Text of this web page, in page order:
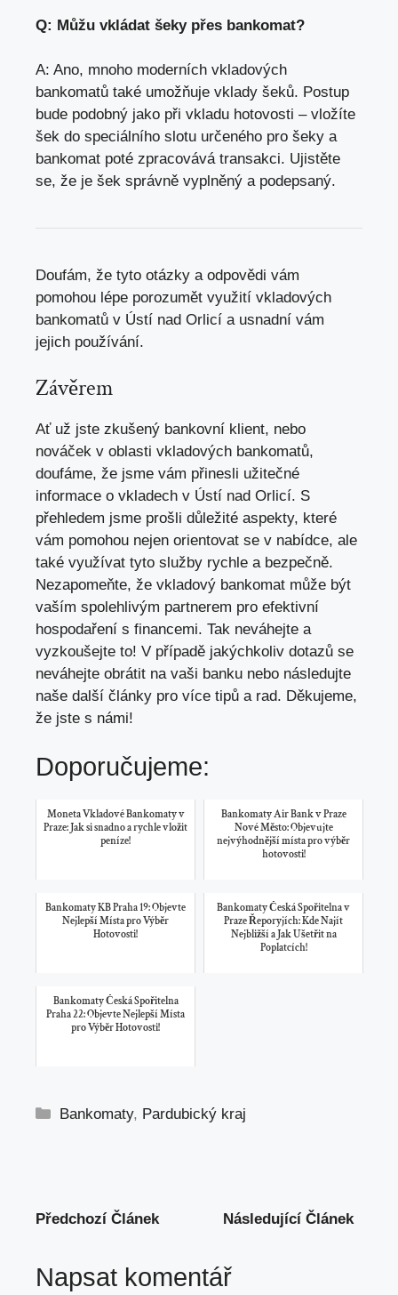
Q: Můžu vkládat šeky přes bankomat?
A: Ano, mnoho moderních vkladových
bankomatů také umožňuje vklady šeků. Postup
bude podobný jako při vkladu hotovosti – vložíte
šek do speciálního slotu určeného pro šeky a
bankomat poté zpracovává transakci. Ujistěte
se, že je šek správně vyplněný a podepsaný.
Doufám, že tyto otázky a odpovědi vám
pomohou lépe porozumět využití vkladových
bankomatů v Ústí nad Orlicí a usnadní vám
jejich používání.
Závěrem
Ať už jste zkušený bankovní klient, nebo
nováček v oblasti vkladových bankomatů,
doufáme, že jsme vám přinesli užitečné
informace o vkladech v Ústí nad Orlicí. S
přehledem jsme prošli důležité aspekty, které
vám pomohou nejen orientovat se v nabídce, ale
také využívat tyto služby rychle a bezpečně.
Nezapomeňte, že vkladový bankomat může být
vaším spolehlivým partnerem pro efektivní
hospodaření s financemi. Tak neváhejte a
vyzkoušejte to! V případě jakýchkoliv dotazů se
neváhejte obrátit na vaši banku nebo následujte
naše další články pro více tipů a rad. Děkujeme,
že jste s námi!
Doporučujeme:
Moneta Vkladové Bankomaty v
Praze: Jak si snadno a rychle vložit
peníze!
Bankomaty Air Bank v Praze
Nové Město: Objevujte
nejvýhodnější místa pro výběr
hotovosti!
Bankomaty KB Praha 19: Objevte
Nejlepší Místa pro Výběr
Hotovosti!
Bankomaty Česká Spořitelna v
Praze Řeporyjích: Kde Najít
Nejbližší a Jak Ušetřit na
Poplatcích!
Bankomaty Česká Spořitelna
Praha 22: Objevte Nejlepší Místa
pro Výběr Hotovosti!
Rubriky
Bankomaty, Pardubický kraj
Předchozí Článek Následující Článek
Napsat komentář